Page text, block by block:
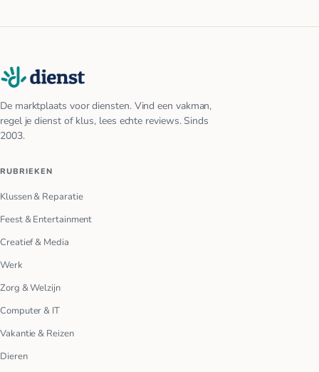
De marktplaats voor diensten. Vind een vakman,
regel je dienst of klus, lees echte reviews. Sinds
2003.
RUBRIEKEN
Klussen & Reparatie
Feest & Entertainment
Creatief & Media
Werk
Zorg & Welzijn
Computer & IT
Vakantie & Reizen
Dieren